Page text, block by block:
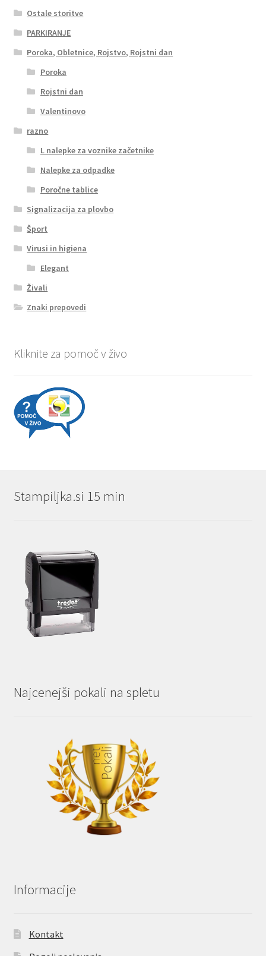
Ostale storitve
PARKIRANJE
Poroka, Obletnice, Rojstvo, Rojstni dan
Poroka
Rojstni dan
Valentinovo
razno
L nalepke za voznike začetnike
Nalepke za odpadke
Poročne tablice
Signalizacija za plovbo
Šport
Virusi in higiena
Elegant
Živali
Znaki prepovedi
Kliknite za pomoč v živo
Stampiljka.si 15 min
Najcenejši pokali na spletu
Informacije
Kontakt